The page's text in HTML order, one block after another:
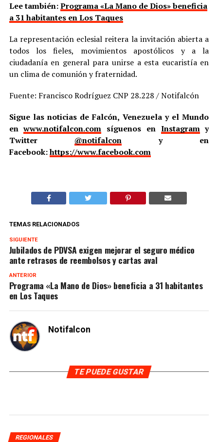
Lee también:Programa «La Mano de Dios» beneficia
a 31 habitantes en Los Taques
La representación eclesial reitera la invitación abierta a
todos los fieles, movimientos apostólicos y a la
ciudadanía en general para unirse a esta eucaristía en
un clima de comunión y fraternidad.
Fuente: Francisco Rodríguez CNP 28.228 / Notifalcón
Sigue las noticias de Falcón, Venezuela y el Mundo
enwww.notifalcon.com síguenos en Instagramy
Twitter @notifalcony en
Facebook:https://www.facebook.com
TEMAS RELACIONADOS
SIGUIENTE
Jubilados de PDVSA exigen mejorar el seguro médico
ante retrasos de reembolsos y cartas aval
ANTERIOR
Programa «La Mano de Dios» beneficia a 31 habitantes
en Los Taques
Notifalcon
TE PUEDE GUSTAR
REGIONALES